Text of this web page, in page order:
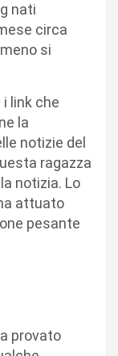
nati
circa
si
i link che
la
notizie del
ragazza
notizia. Lo
attuato
pesante
provato